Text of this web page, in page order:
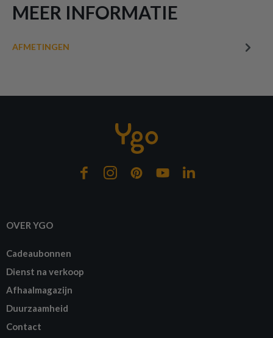
MEER INFORMATIE
AFMETINGEN
OVER YGO
Cadeaubonnen
Dienst na verkoop
Afhaalmagazijn
Duurzaamheid
Contact